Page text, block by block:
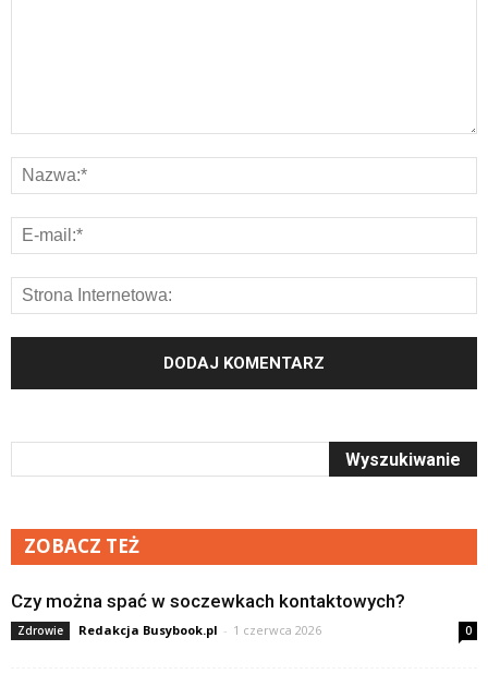
ZOBACZ TEŻ
Czy można spać w soczewkach kontaktowych?
Zdrowie Redakcja Busybook.pl - 1 czerwca 2026 0